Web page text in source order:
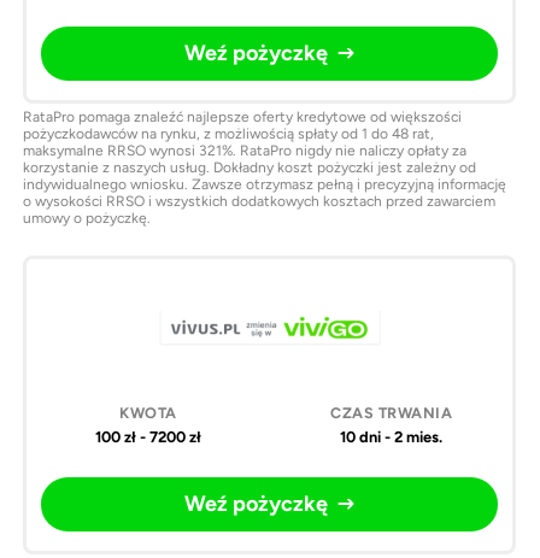
Weź pożyczkę
RataPro pomaga znaleźć najlepsze oferty kredytowe od większości
pożyczkodawców na rynku, z możliwością spłaty od 1 do 48 rat,
maksymalne RRSO wynosi 321%. RataPro nigdy nie naliczy opłaty za
korzystanie z naszych usług. Dokładny koszt pożyczki jest zależny od
indywidualnego wniosku. Zawsze otrzymasz pełną i precyzyjną informację
o wysokości RRSO i wszystkich dodatkowych kosztach przed zawarciem
umowy o pożyczkę.
100 zł - 7200 zł 10 dni - 2 mies.
Weź pożyczkę